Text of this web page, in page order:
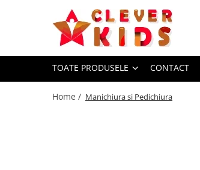
Toate Produsele
Alimentatie
Termosuri pentru alimente
TOATE PRODUSELE CONTACT
Home / Manichiura si Pedichiura